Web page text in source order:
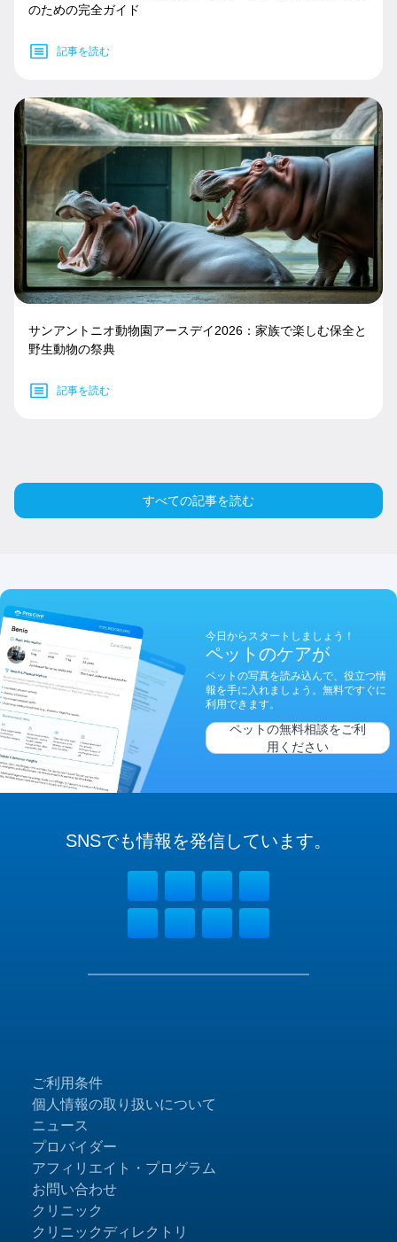
のための完全ガイド
記事を読む
サンアントニオ動物園アースデイ2026：家族で楽しむ保全と
野生動物の祭典
記事を読む
すべての記事を読む
今日からスタートしましょう！
ペットのケアが
ペットの写真を読み込んで、役立つ情
報を手に入れましょう。無料ですぐに
利用できます。
ペットの無料相談をご利
用ください
ご利用条件
個人情報の取り扱いについて
ニュース
プロバイダー
アフィリエイト・プログラム
お問い合わせ
クリニック
クリニックディレクトリ
SNSでも情報を発信しています。